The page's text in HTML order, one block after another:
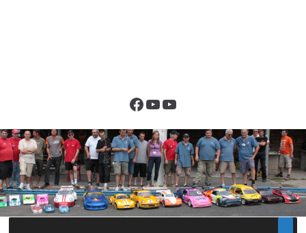
Facebook
YouTube
YouTube